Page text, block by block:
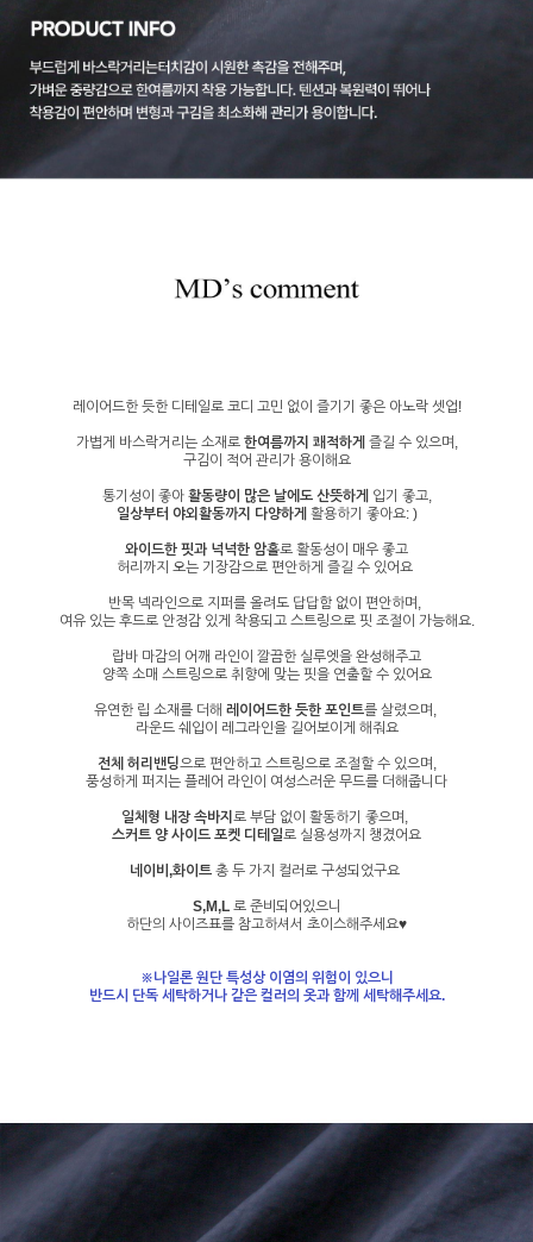
레이어드한 듯한 디테일로 코디 고민 없이 즐기기 좋은 아노락 셋업!
가볍게 바스락거리는 소재로 한여름까지 쾌적하게 즐길 수 있으며,
구김이 적어 관리가 용이해요
통기성이 좋아 활동량이 많은 날에도 산뜻하게 입기 좋고,
일상부터 야외활동까지 다양하게 활용하기 좋아요: )
와이드한 핏과 넉넉한 암홀로 활동성이 매우 좋고
허리까지 오는 기장감으로 편안하게 즐길 수 있어요
반목 넥라인으로 지퍼를 올려도 답답함 없이 편안하며,
여유 있는 후드로 안정감 있게 착용되고 스트링으로 핏 조절이 가능해요.
랍바 마감의 어깨 라인이 깔끔한 실루엣을 완성해주고
양쪽 소매 스트링으로 취향에 맞는 핏을 연출할 수 있어요
유연한 립 소재를 더해 레이어드한 듯한 포인트를 살렸으며,
라운드 쉐입이 레그라인을 길어보이게 해줘요
전체 허리밴딩으로 편안하고 스트링으로 조절할 수 있으며,
풍성하게 퍼지는 플레어 라인이 여성스러운 무드를 더해줍니다
일체형 내장 속바지 로 부담 없이 활동하기 좋으며,
스커트 양 사이드 포켓 디테일로 실용성까지 챙겼어요
네이비,화이트 총 두 가지 컬러로 구성되었구요
S,M,L로 준비되어있으니
하단의 사이즈표를 참고하셔서 초이스해주세요♥
※나일론 원단 특성상 이염의 위험이 있으니
반드시 단독 세탁하거나 같은 컬러의 옷과 함께 세탁해주세요.